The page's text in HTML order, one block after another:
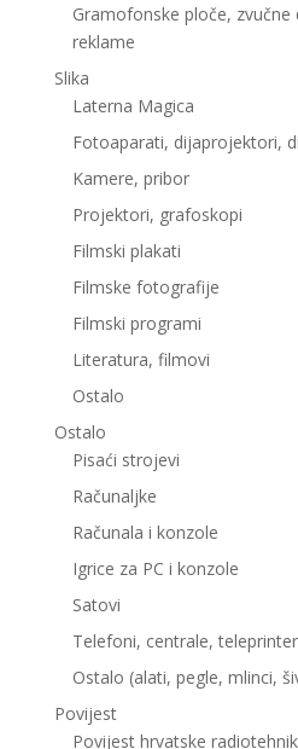
Gramofonske ploče, zvučne
reklame
Slika
Laterna Magica
Fotoaparati, dijaprojektori,
Kamere, pribor
Projektori, grafoskopi
Filmski plakati
Filmske fotografije
Filmski programi
Literatura, filmovi
Ostalo
Ostalo
Pisaći strojevi
Računaljke
Računala i konzole
Igrice za PC i konzole
Satovi
Telefoni, centrale,
Ostalo (alati, pegle, mlinci,
Povijest
Povijest hrvatske